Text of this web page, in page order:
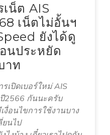
น็ต AIS
เน็ตไม่อั้นฯ
ยังได้ดู
นประหยัด
าท
เปิดเบอร์ใหม่ AIS
2566 กันนะครับ
งื่อนไขการใช้งานบาง
ยนไป